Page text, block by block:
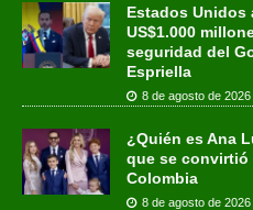
Estados Unidos
US$1.000
seguridad del
Espriella
8 de agosto de 2026
¿Quién es Ana
que se convirtió
Colombia
8 de agosto de 2026